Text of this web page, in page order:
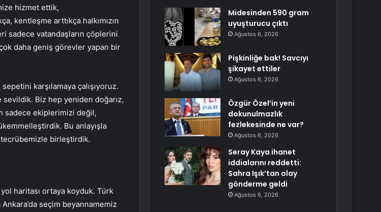
hizmet ettik,
kentleşme arttıkça halkımızın
sadece vatandaşların çöplerini
daha geniş görevler yapan bir
karşılamaya çalışıyoruz.
sevildik. Biz hep yeniden doğarız,
sadece ekiplerimizi değil,
Bu anlayışla
tecrübemizle birleştirdik.
haritası ortaya koyduk. Türk
seçim beyannamemiz
Midesinden 590 gram
uyuşturucu çıktı
Ağustos 6, 2026
Pişkinliğe bak! Savcıyı
şikayet ettiler
Ağustos 6, 2026
Özgür Özel’in yeni
dokunulmazlık
fezlekesinde ne var?
Ağustos 6, 2026
Seray Kaya ihanet
iddialarını reddetti:
Sahra Işık’tan olay
gönderme geldi
Ağustos 6, 2026